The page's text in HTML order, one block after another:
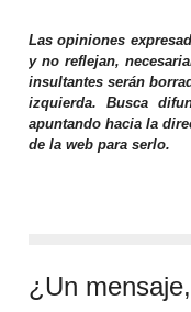
Las opiniones
y no reflejan,
insultantes serán
izquierda. Busca
apuntando hacia la
de la web para serlo.
¿Un